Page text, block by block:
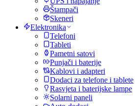
Štampači
Skeneri
Elektronika
Telefoni
Tableti
Pametni satovi
Punjači i baterije
Kablovi i adapteri
Dodaci za telefone i tablete
Rasvjeta i baterijske lampe
Solarni paneli